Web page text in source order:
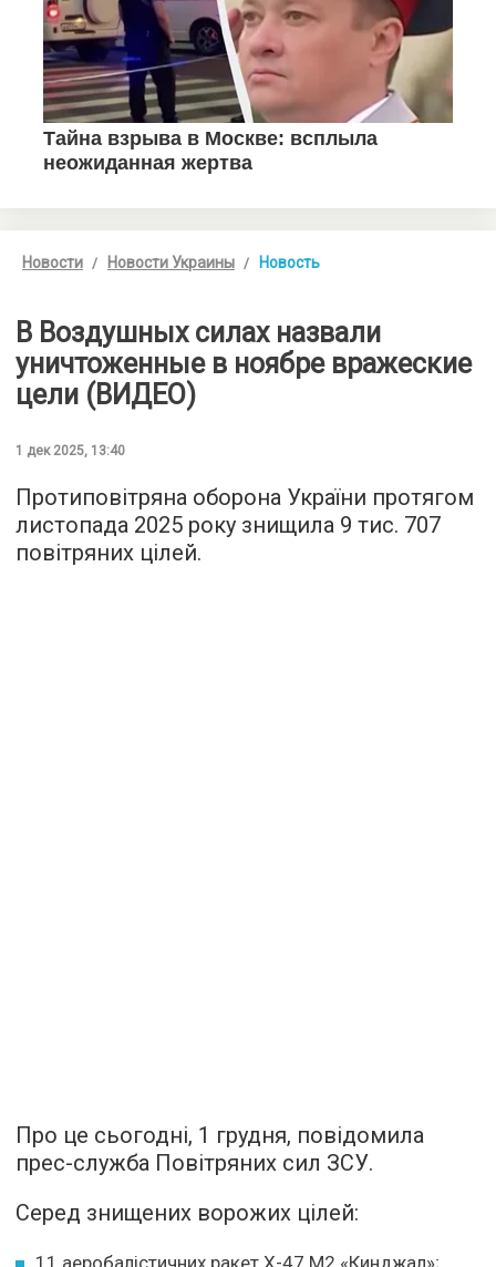
Новости Новости Украины Новость
В Воздушных силах назвали
уничтоженные в ноябре вражеские
цели (ВИДЕО)
1 дек 2025, 13:40
Протиповітряна оборона України протягом
листопада 2025 року знищила 9 тис. 707
повітряних цілей.
Про це сьогодні, 1 грудня, повідомила
прес-служба Повітряних сил ЗСУ.
Серед знищених ворожих цілей:
11 аеробалістичних ракет Х-47 М2 «Кинджал»;